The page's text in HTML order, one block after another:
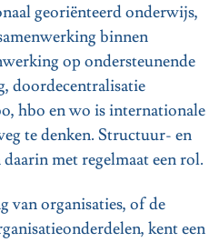
georiënteerd onderwijs,
binnen
op ondersteunende
doordecentralisatie
hbo en wo is internationale
te denken. Structuur- en
met regelmaat een rol.
van organisaties, of de
kent een